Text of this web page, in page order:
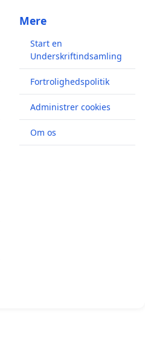
Mere
Start en
Underskriftindsamling
Fortrolighedspolitik
Administrer cookies
Om os